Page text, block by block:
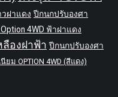
วฝาแดง ปีกนกปรับองศา
4WD ฟ้าฝาแดง
ลืองฝาฟ้า ปีกนกปรับองศา
ยม OPTION 4WD (สีแดง)